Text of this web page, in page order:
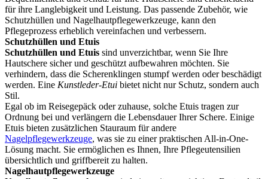
für ihre Langlebigkeit und Leistung. Das passende Zubehör, wie
Schutzhüllen und Nagelhautpflegewerkzeuge, kann den
Pflegeprozess erheblich vereinfachen und verbessern.
Schutzhüllen und Etuis
Schutzhüllen und Etuis sind unverzichtbar, wenn Sie Ihre
Hautschere sicher und geschützt aufbewahren möchten. Sie
verhindern, dass die Scherenklingen stumpf werden oder beschädigt
werden. Eine Kunstleder-Etui bietet nicht nur Schutz, sondern auch
Stil.
Egal ob im Reisegepäck oder zuhause, solche Etuis tragen zur
Ordnung bei und verlängern die Lebensdauer Ihrer Schere. Einige
Etuis bieten zusätzlichen Stauraum für andere
Nagelpflegewerkzeuge, was sie zu einer praktischen All-in-One-
Lösung macht. Sie ermöglichen es Ihnen, Ihre Pflegeutensilien
übersichtlich und griffbereit zu halten.
Nagelhautpflegewerkzeuge